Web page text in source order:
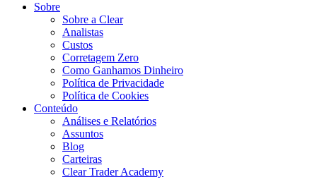
Sobre
Sobre a Clear
Analistas
Custos
Corretagem Zero
Como Ganhamos Dinheiro
Política de Privacidade
Política de Cookies
Conteúdo
Análises e Relatórios
Assuntos
Blog
Carteiras
Clear Trader Academy